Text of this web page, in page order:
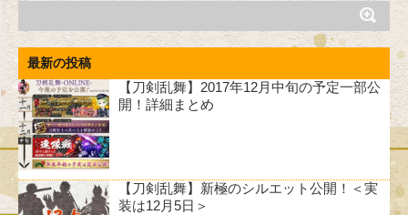
最新の投稿
【刀剣乱舞】2017年12月中旬の予定一部公
開！詳細まとめ
【刀剣乱舞】新極のシルエット公開！＜実
装は12月5日＞